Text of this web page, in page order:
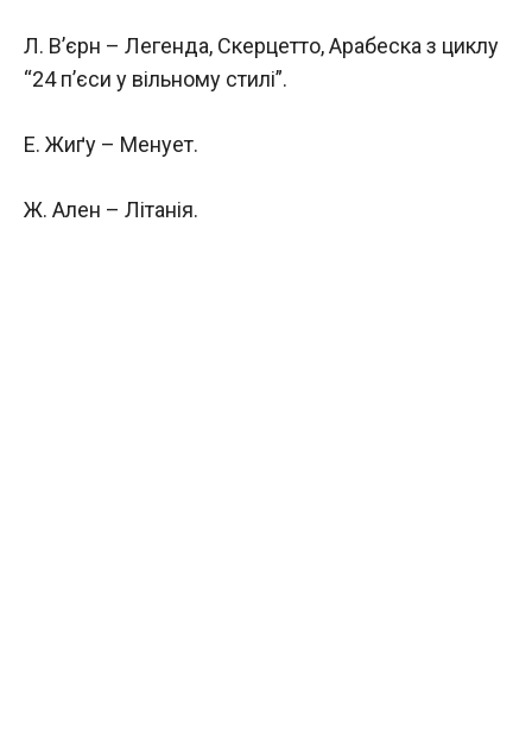
Л. В’єрн – Легенда, Скерцетто, Арабеска з циклу
“24 п’єси у вільному стилі”.
Е. Жиґу – Менует.
Ж. Ален – Літанія.